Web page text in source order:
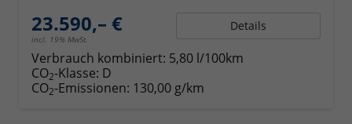
23.590,– €
incl. 19% MwSt.
Details
Verbrauch kombiniert: 5,80 l/100km
CO2-Klasse: D
CO2-Emissionen: 130,00 g/km